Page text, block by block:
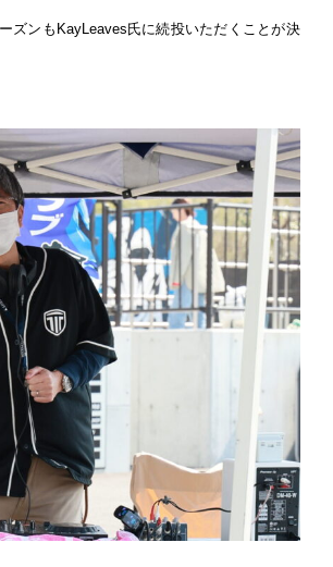
ズンもKayLeaves氏に続投いただくことが決